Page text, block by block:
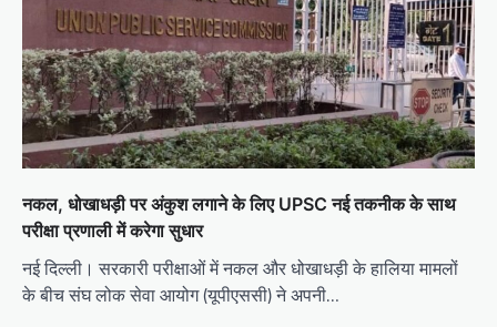
नकल, धोखाधड़ी पर अंकुश लगाने के लिए UPSC नई तकनीक के साथ
परीक्षा प्रणाली में करेगा सुधार
नई दिल्ली। सरकारी परीक्षाओं में नकल और धोखाधड़ी के हालिया मामलों
के बीच संघ लोक सेवा आयोग (यूपीएससी) ने अपनी…